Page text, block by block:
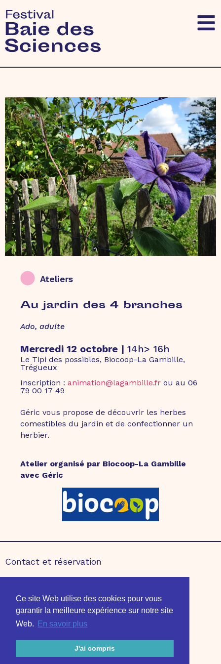
Ce site Web utilise des cookies pour vous
garantir la meilleure expérience sur notre site
Web.
En savoir plus
J'ai compris
Ateliers
Au jardin des 4 branches
Ado, adulte
Mercredi 12 octobre |14h> 16h
Le Tipi des possibles, Biocoop-La Gambille,
Trégueux
Inscription :animation@lagambille.fr ou au 06
79 00 17 49
Géric vous propose de découvrir les herbes
comestibles du jardin et de confectionner un
herbier.
Atelier organisé par Biocoop-La Gambille
avec Géric
Contact et réservation
Mentions légales
Édition 2020